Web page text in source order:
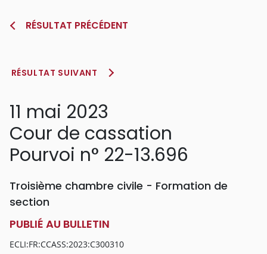
RÉSULTAT PRÉCÉDENT
RÉSULTAT SUIVANT
11 mai 2023
Cour de cassation
Pourvoi n° 22-13.696
Troisième chambre civile - Formation de
section
PUBLIÉ AU BULLETIN
ECLI:FR:CCASS:2023:C300310